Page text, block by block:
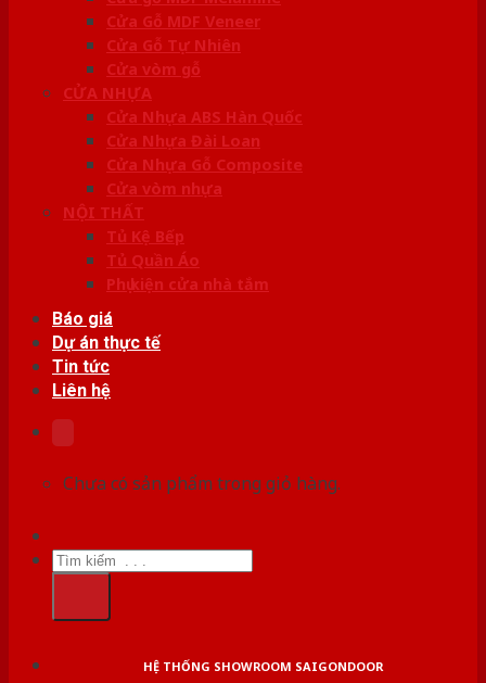
Cửa Gỗ MDF Veneer
Cửa Gỗ Tự Nhiên
Cửa vòm gỗ
CỬA NHỰA
Cửa Nhựa ABS Hàn Quốc
Cửa Nhựa Đài Loan
Cửa Nhựa Gỗ Composite
Cửa vòm nhựa
NỘI THẤT
Tủ Kệ Bếp
Tủ Quần Áo
Phụ kiện cửa nhà tắm
Báo giá
Dự án thực tế
Tin tức
Liên hệ
Chưa có sản phẩm trong giỏ hàng.
Tìm
kiếm:
HỆ THỐNG SHOWROOM SAIGONDOOR